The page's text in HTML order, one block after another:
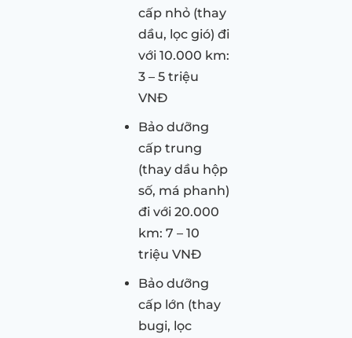
cấp nhỏ (thay
dầu, lọc gió) đi
với 10.000 km:
3 – 5 triệu
VNĐ
Bảo dưỡng
cấp trung
(thay dầu hộp
số, má phanh)
đi với 20.000
km: 7 – 10
triệu VNĐ
Bảo dưỡng
cấp lớn (thay
bugi, lọc